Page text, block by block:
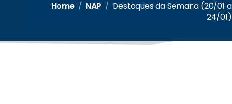
Home / NAP / Destaques da Semana (20/01 a
24/01)